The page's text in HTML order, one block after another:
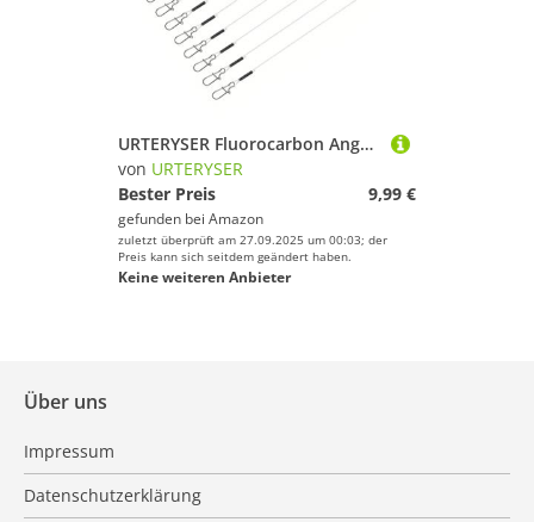
URTERYSER Fluorocarbon Angelvorfach Fluorocarbon Vorfach für Süßwasserangeln Fluorocarbon Vorfachschnur mit Wirbeln
von URTERYSER
Bester Preis
9,99 €
gefunden bei Amazon
zuletzt überprüft am 27.09.2025 um 00:03; der
Preis kann sich seitdem geändert haben.
Keine weiteren Anbieter
Über uns
Impressum
Datenschutzerklärung